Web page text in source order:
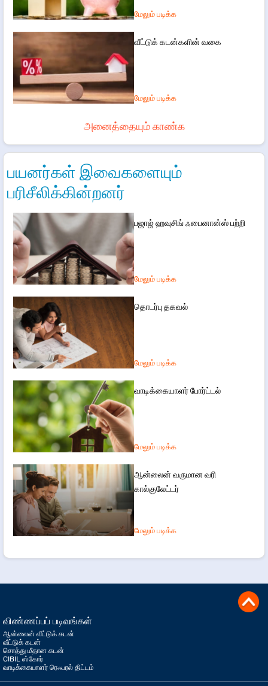
மேலும் படிக்க
வீட்டுக் கடன்களின் வகை
மேலும் படிக்க
அனைத்தையும் காண்க
பயனர்கள் இவைகளையும்
பரிசீலிக்கின்றனர்
பஜாஜ் ஹவுசிங் ஃபைனான்ஸ் பற்றி
மேலும் படிக்க
தொடர்பு தகவல்
மேலும் படிக்க
வாடிக்கையாளர் போர்ட்டல்
மேலும் படிக்க
ஆன்லைன் வருமான வரி
கால்குலேட்டர்
மேலும் படிக்க
விண்ணப்பப் படிவங்கள்
ஆன்லைன் வீட்டுக் கடன்
வீட்டுக் கடன்
சொத்து மீதான கடன்
CIBIL ஸ்கோர்
வாடிக்கையாளர் ரெஃபரல் திட்டம்